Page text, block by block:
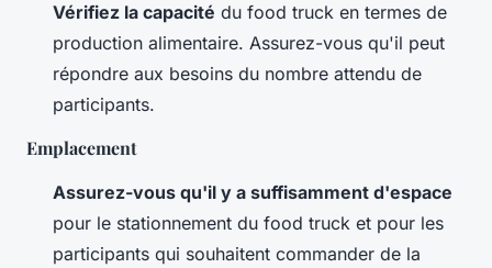
Vérifiez la capacité du food truck en termes de
production alimentaire. Assurez-vous qu'il peut
répondre aux besoins du nombre attendu de
participants.
Emplacement
Assurez-vous qu'il y a suffisamment d'espace
pour le stationnement du food truck et pour les
participants qui souhaitent commander de la